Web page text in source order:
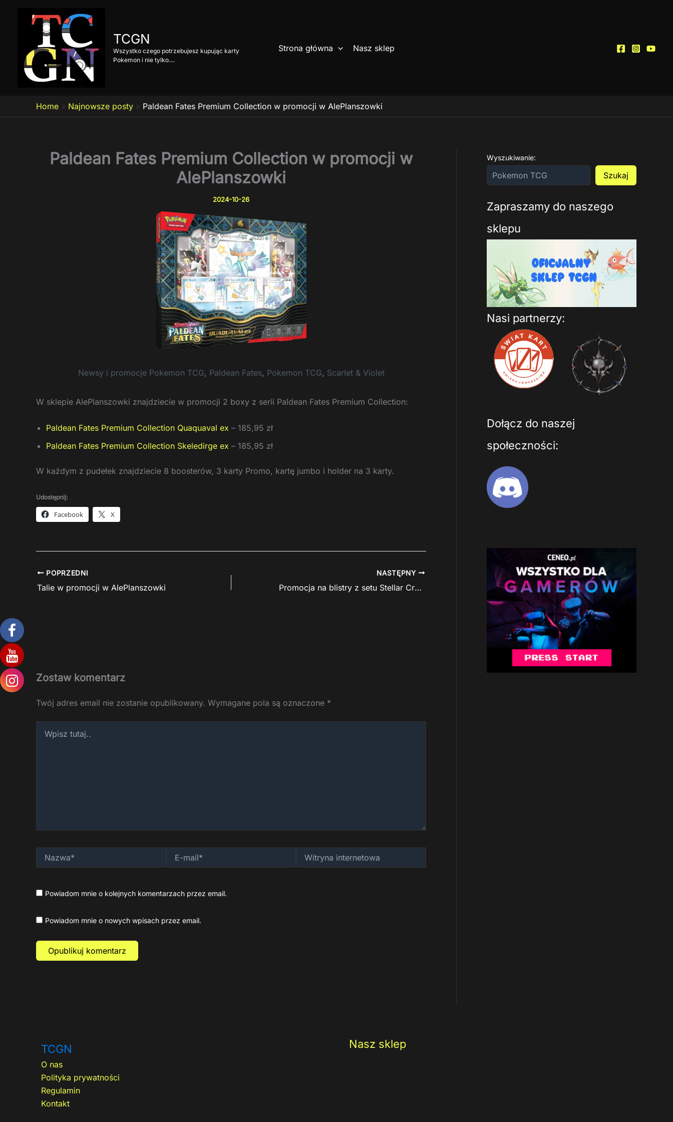
TCGN
Wszystko czego potrzebujesz kupując karty
Pokemon i nie tylko....
Strona główna Nasz sklep
Home » Najnowsze posty » Paldean Fates Premium Collection w promocji w AlePlanszowki
Paldean Fates Premium Collection w promocji w
AlePlanszowki
2024-10-26
Newsy i promocje Pokemon TCG, Paldean Fates, Pokemon TCG, Scarlet & Violet
W sklepie AlePlanszowki znajdziecie w promocji 2 boxy z serii Paldean Fates Premium Collection:
Paldean Fates Premium Collection Quaquaval ex – 185,95 zł
Paldean Fates Premium Collection Skeledirge ex – 185,95 zł
W każdym z pudełek znajdziecie 8 boosterów, 3 karty Promo, kartę jumbo i holder na 3 karty.
Udostępnij:
Facebook X
POPRZEDNI
Talie w promocji w AlePlanszowki
NASTĘPNY
Promocja na blistry z setu Stellar Crown
Zostaw komentarz
Twój adres email nie zostanie opublikowany. Wymagane pola są oznaczone *
tutaj..
mail*
internetowa
Powiadom mnie o kolejnych komentarzach przez email.
Powiadom mnie o nowych wpisach przez email.
Wyszukiwanie:
Szukaj
Zapraszamy do naszego
sklepu
Nasi partnerzy:
Dołącz do naszej
społeczności:
TCGN
O nas
Polityka prywatności
Regulamin
Kontakt
Nasz sklep